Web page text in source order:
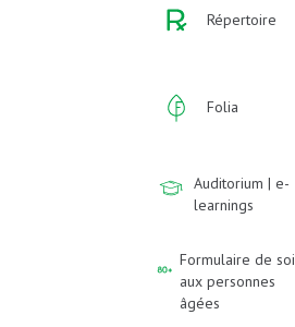
Répertoire
Folia
Auditorium | e-
learnings
Formulaire de
aux personnes
âgées